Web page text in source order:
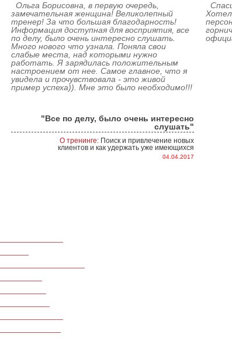
Ольга Борисовна, в первую очередь,
замечательная женщина! Великолепный
тренер! За что большая благодарность!
Информация доступная для восприятия, все
по делу, было очень интересно слушать.
Много нового что узнала. Поняла свои
слабые места, над которыми нужно
работать. Я зарядилась положительным
настроением от нее. Самое главное, что я
увидела и прочувствовала - это живой
пример успеха)). Мне это было необходимо!!!
"Все по делу, было очень интересно
слушать"
О тренинге:Поиск и привлечение новых
клиентов и как удержать уже имеющихся
04.04.2017